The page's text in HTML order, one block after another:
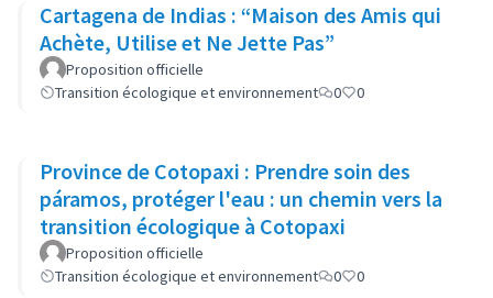
Cartagena de Indias : “Maison des Amis qui
Achète, Utilise et Ne Jette Pas”
Proposition officielle
Transition écologique et environnement
0 0
Province de Cotopaxi : Prendre soin des
páramos, protéger l'eau : un chemin vers la
transition écologique à Cotopaxi
Proposition officielle
Transition écologique et environnement
0 0